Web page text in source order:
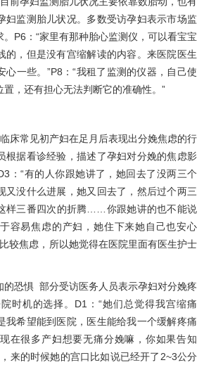
妇监测胎儿状况。多数受访孕妇表示市场监
P6：“家里有那种胎心监测仪，可以看宝宝
的，但是没有宫缩解读的内容。来医院医生
心一些。”P8：“我租了监测的仪器，自己使
，还有担心无法判断它的准确性。”
床常见初产妇在足月后表现出分娩焦虑的行
根据看诊经验，描述了孕妇对分娩的焦虑影
：“有的人你跟她讲了，她回去了没两三个
又没什么进展，她又回去了，然后过个两三
样三番四次的折腾……你跟她讲的也不能说
容易焦虑的产妇，她住下来她自己也安心
较焦虑，所以她觉得在医院里面有医生护士
的恐惧 部分受访医务人员表示孕妇对分娩疼
时机的选择。D1：“她们总觉得我宫缩痛
我希望能到医院，医生能给我一个缓解疼痛
在很多产妇想要无痛分娩嘛，你如果告知
，来的时候她的宫口比如说已经开了2~3公分